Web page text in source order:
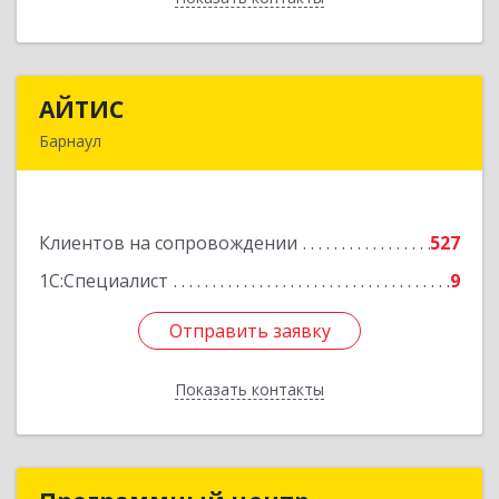
АЙТИС
Барнаул
Клиентов на сопровождении
527
1С:Специалист
9
Отправить заявку
Показать контакты
Подробнее
Отправить заявку
Назад